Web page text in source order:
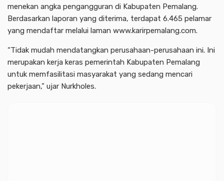
menekan angka pengangguran di Kabupaten Pemalang.
Berdasarkan laporan yang diterima, terdapat 6.465 pelamar
yang mendaftar melalui laman www.karirpemalang.com.
“Tidak mudah mendatangkan perusahaan-perusahaan ini. Ini
merupakan kerja keras pemerintah Kabupaten Pemalang
untuk memfasilitasi masyarakat yang sedang mencari
pekerjaan,” ujar Nurkholes.